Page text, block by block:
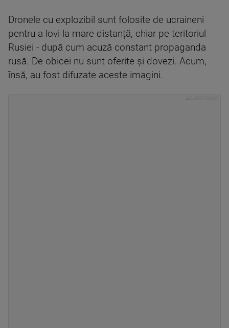
Dronele cu explozibil sunt folosite de ucraineni
pentru a lovi la mare distanță, chiar pe teritoriul
Rusiei - după cum acuză constant propaganda
rusă. De obicei nu sunt oferite și dovezi. Acum,
însă, au fost difuzate aceste imagini.